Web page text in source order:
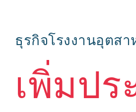
ธุรกิจโรงงานอุตสา
เพิ่มป